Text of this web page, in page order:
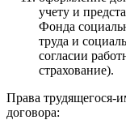
учету и
Фонда
труда и
согласии
страхование).
Права трудящегося-
договора: